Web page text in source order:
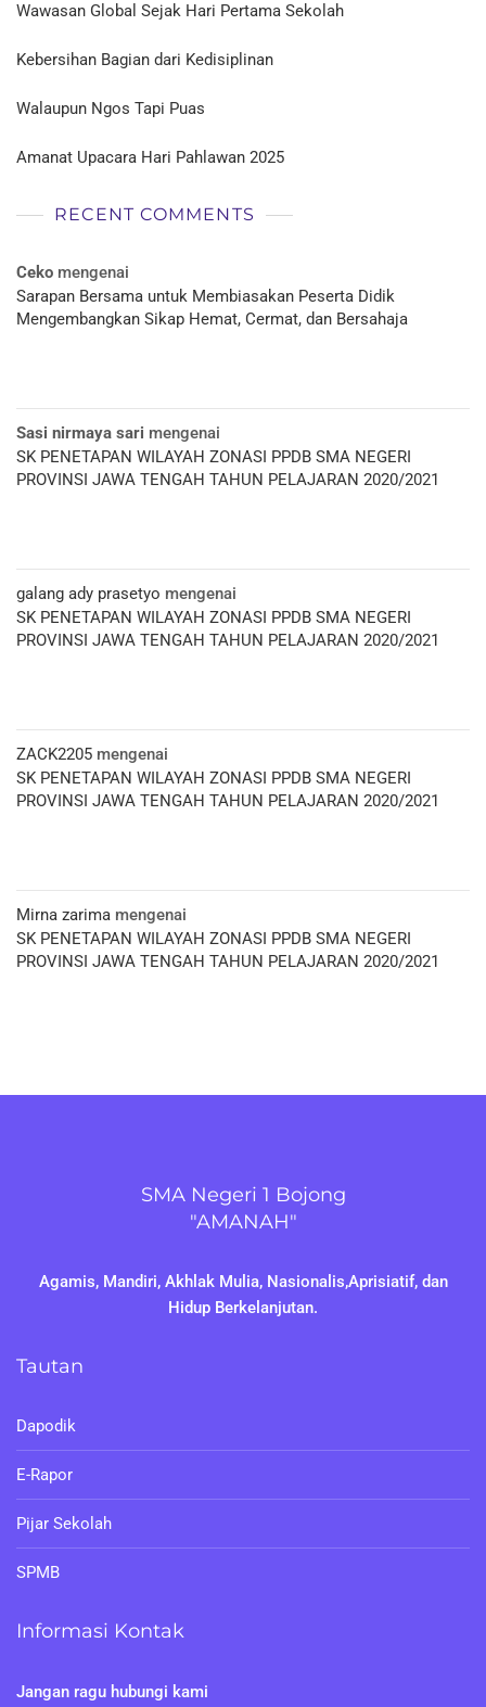
Wawasan Global Sejak Hari Pertama Sekolah
Kebersihan Bagian dari Kedisiplinan
Walaupun Ngos Tapi Puas
Amanat Upacara Hari Pahlawan 2025
RECENT COMMENTS
Ceko mengenai
Sarapan Bersama untuk Membiasakan Peserta Didik
Mengembangkan Sikap Hemat, Cermat, dan Bersahaja
Sasi nirmaya sari mengenai
SK PENETAPAN WILAYAH ZONASI PPDB SMA NEGERI
PROVINSI JAWA TENGAH TAHUN PELAJARAN 2020/2021
galang ady prasetyo mengenai
SK PENETAPAN WILAYAH ZONASI PPDB SMA NEGERI
PROVINSI JAWA TENGAH TAHUN PELAJARAN 2020/2021
ZACK2205 mengenai
SK PENETAPAN WILAYAH ZONASI PPDB SMA NEGERI
PROVINSI JAWA TENGAH TAHUN PELAJARAN 2020/2021
Mirna zarima mengenai
SK PENETAPAN WILAYAH ZONASI PPDB SMA NEGERI
PROVINSI JAWA TENGAH TAHUN PELAJARAN 2020/2021
SMA Negeri 1 Bojong
"AMANAH"
Agamis, Mandiri, Akhlak Mulia, Nasionalis,Aprisiatif, dan
Hidup Berkelanjutan.
Tautan
Dapodik
E-Rapor
Pijar Sekolah
SPMB
Informasi Kontak
Jangan ragu hubungi kami